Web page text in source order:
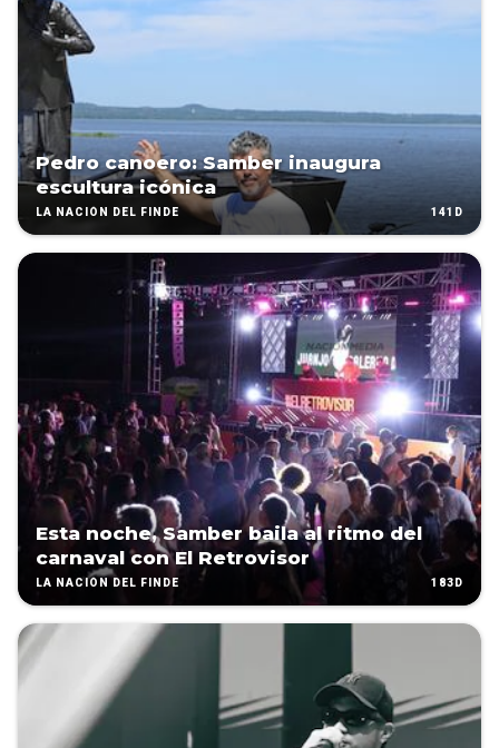
Pedro canoero: Samber inaugura
escultura icónica
LA NACIÓN DEL FINDE 141D
Esta noche, Samber baila al ritmo del
carnaval con El Retrovisor
LA NACIÓN DEL FINDE 183D